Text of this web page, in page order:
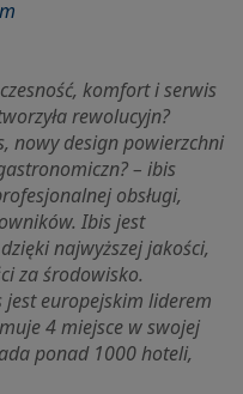
komfort i serwis
rewolucyjn?
nowy design powierzchni
– ibis
obsługi,
Ibis jest
najwyższej jakości,
za środowisko.
europejskim liderem
4 miejsce w swojej
ponad 1000 hoteli,